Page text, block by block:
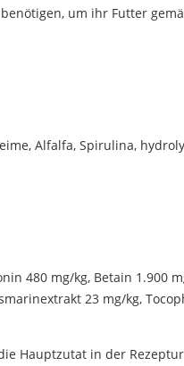
um ihr Futter
Alfalfa, Spirulina,
480 mg/kg, Betain 1.900
23 mg/kg,
Hauptzutat in der Rezeptur